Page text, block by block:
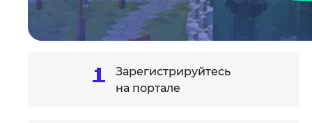
Зарегистрируйтесь
на портале